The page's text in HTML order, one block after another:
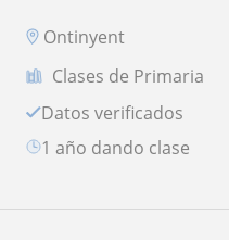
Ontinyent
Clases de Primaria
Datos verificados
1 año dando clase